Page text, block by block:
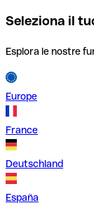
Seleziona il
Esplora le nostre
Europe
France
Deutschland
España